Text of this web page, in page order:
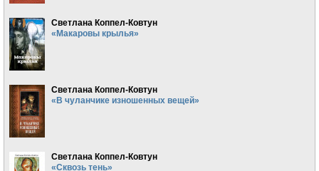
Светлана Коппел-Ковтун
«Макаровы крылья»
Светлана Коппел-Ковтун
«В чуланчике изношенных вещей»
Светлана Коппел-Ковтун
«Сквозь тень»